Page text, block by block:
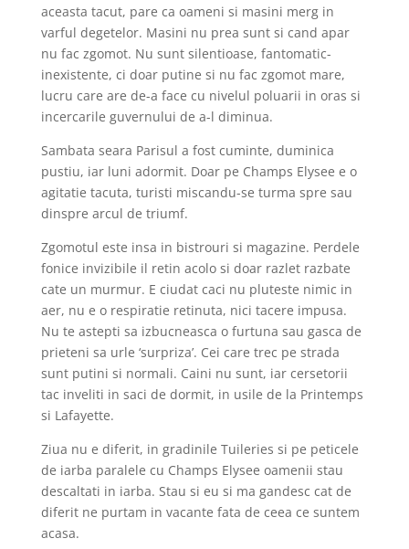
aceasta tacut, pare ca oameni si masini merg in
varful degetelor. Masini nu prea sunt si cand apar
nu fac zgomot. Nu sunt silentioase, fantomatic-
inexistente, ci doar putine si nu fac zgomot mare,
lucru care are de-a face cu nivelul poluarii in oras si
incercarile guvernului de a-l diminua.
Sambata seara Parisul a fost cuminte, duminica
pustiu, iar luni adormit. Doar pe Champs Elysee e o
agitatie tacuta, turisti miscandu-se turma spre sau
dinspre arcul de triumf.
Zgomotul este insa in bistrouri si magazine. Perdele
fonice invizibile il retin acolo si doar razlet razbate
cate un murmur. E ciudat caci nu pluteste nimic in
aer, nu e o respiratie retinuta, nici tacere impusa.
Nu te astepti sa izbucneasca o furtuna sau gasca de
prieteni sa urle ‘surpriza’. Cei care trec pe strada
sunt putini si normali. Caini nu sunt, iar cersetorii
tac inveliti in saci de dormit, in usile de la Printemps
si Lafayette.
Ziua nu e diferit, in gradinile Tuileries si pe peticele
de iarba paralele cu Champs Elysee oamenii stau
descaltati in iarba. Stau si eu si ma gandesc cat de
diferit ne purtam in vacante fata de ceea ce suntem
acasa.